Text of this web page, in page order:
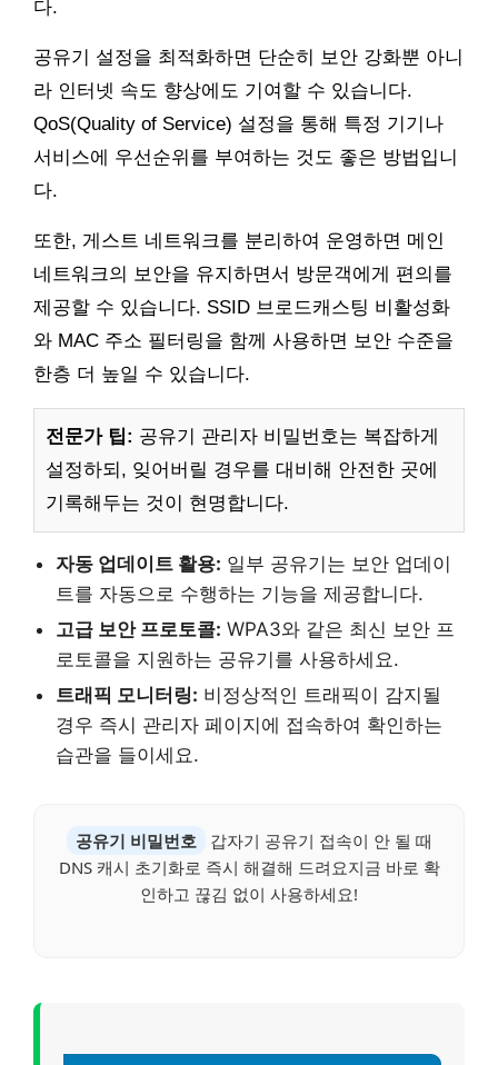
다.
공유기 설정을 최적화하면 단순히 보안 강화뿐 아니
라 인터넷 속도 향상에도 기여할 수 있습니다.
QoS(Quality of Service) 설정을 통해 특정 기기나
서비스에 우선순위를 부여하는 것도 좋은 방법입니
다.
또한, 게스트 네트워크를 분리하여 운영하면 메인
네트워크의 보안을 유지하면서 방문객에게 편의를
제공할 수 있습니다. SSID 브로드캐스팅 비활성화
와 MAC 주소 필터링을 함께 사용하면 보안 수준을
한층 더 높일 수 있습니다.
전문가 팁: 공유기 관리자 비밀번호는 복잡하게
설정하되, 잊어버릴 경우를 대비해 안전한 곳에
기록해두는 것이 현명합니다.
자동 업데이트 활용: 일부 공유기는 보안 업데이
트를 자동으로 수행하는 기능을 제공합니다.
고급 보안 프로토콜: WPA3와 같은 최신 보안 프
로토콜을 지원하는 공유기를 사용하세요.
트래픽 모니터링: 비정상적인 트래픽이 감지될
경우 즉시 관리자 페이지에 접속하여 확인하는
습관을 들이세요.
공유기 비밀번호
갑자기 공유기 접속이 안 될 때
DNS 캐시 초기화로 즉시 해결해 드려요지금 바로 확
인하고 끊김 없이 사용하세요!